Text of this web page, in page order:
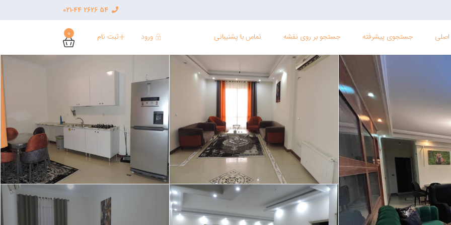
54 2626 021-44
0 ورود ثبت نام جستجوی پیشرفته جستجو بر روی نقشه تماس با پشنیبانی